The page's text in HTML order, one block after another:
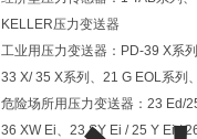
KELLER压力变送器
工业用压力变送器：PD-39 X系
33 X/ 35 X系列、21 G EOL系列
危险场所用压力变送器：23 Ed/
36 XW Ei、23 SY Ei / 25 Y Ei /